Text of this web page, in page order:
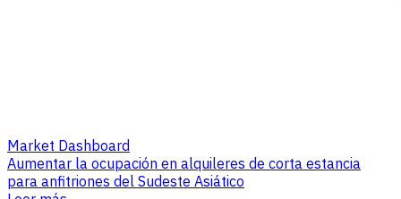
Market Dashboard
Aumentar la ocupación en alquileres de corta estancia
para anfitriones del Sudeste Asiático